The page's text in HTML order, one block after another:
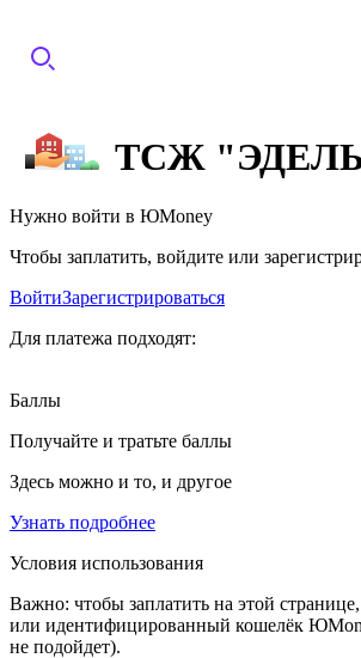
ТСЖ
Нужно войти в ЮMoney
Чтобы заплатить, войдите или
ВойтиЗарегистрироваться
Для платежа подходят:
Баллы
Получайте и тратьте баллы
Здесь можно и то, и другое
Узнать подробнее
Условия использования
Важно: чтобы заплатить на этой
или идентифицированный кошелёк
не подойдет).